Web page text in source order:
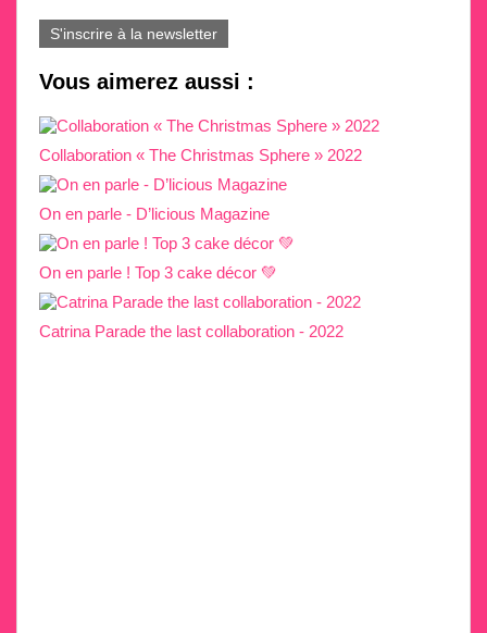
S'inscrire à la newsletter
Vous aimerez aussi :
Collaboration « The Christmas Sphere » 2022
On en parle - D’licious Magazine
On en parle ! Top 3 cake décor 💚
Catrina Parade the last collaboration - 2022